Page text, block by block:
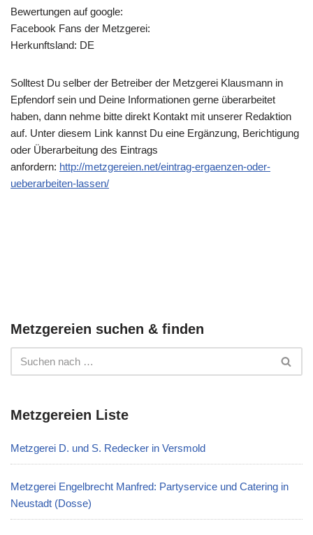
Bewertungen auf google:
Facebook Fans der Metzgerei:
Herkunftsland: DE
Solltest Du selber der Betreiber der Metzgerei Klausmann in
Epfendorf sein und Deine Informationen gerne überarbeitet
haben, dann nehme bitte direkt Kontakt mit unserer Redaktion
auf. Unter diesem Link kannst Du eine Ergänzung, Berichtigung
oder Überarbeitung des Eintrags
anfordern: http://metzgereien.net/eintrag-ergaenzen-oder-
ueberarbeiten-lassen/
Metzgereien suchen & finden
Metzgereien Liste
Metzgerei D. und S. Redecker in Versmold
Metzgerei Engelbrecht Manfred: Partyservice und Catering in
Neustadt (Dosse)